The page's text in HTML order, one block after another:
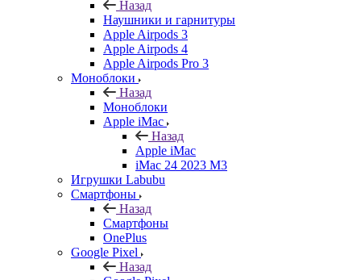
Назад
Наушники и гарнитуры
Apple Airpods 3
Apple Airpods 4
Apple Airpods Pro 3
Моноблоки
Назад
Моноблоки
Apple iMac
Назад
Apple iMac
iMac 24 2023 M3
Игрушки Labubu
Смартфоны
Назад
Смартфоны
OnePlus
Google Pixel
Назад